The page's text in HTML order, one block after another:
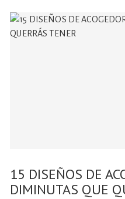
15 DISEÑOS DE
DIMINUTAS QUE